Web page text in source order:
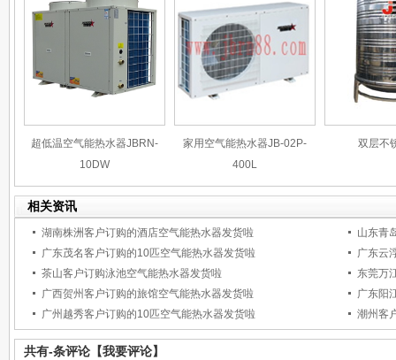
超低温空气能热水器JBRN-
10DW
家用空气能热水器JB-02P-
400L
双层不
相关资讯
湖南株洲客户订购的酒店空气能热水器发货啦
山东青
广东茂名客户订购的10匹空气能热水器发货啦
广东云
茶山客户订购泳池空气能热水器发货啦
东莞万
广西贺州客户订购的旅馆空气能热水器发货啦
广东阳
广州越秀客户订购的10匹空气能热水器发货啦
潮州客
共有-条评论 【我要评论】